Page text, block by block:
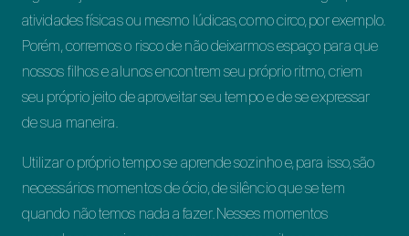
atividades físicas ou mesmo lúdicas, como circo, por exemplo.
Porém, corremos o risco de não deixarmos espaço para que
nossos filhos e alunos encontrem seu próprio ritmo, criem
seu próprio jeito de aproveitar seu tempo e de se expressar
de sua maneira.
Utilizar o próprio tempo se aprende sozinho e, para isso, são
necessários momentos de ócio, de silêncio que se tem
quando não temos nada a fazer. Nesses momentos